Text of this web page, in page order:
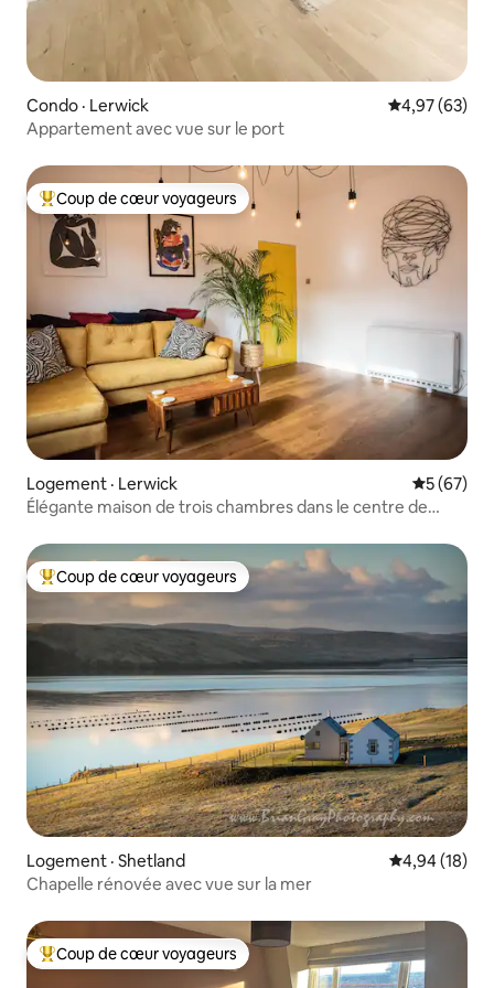
Condo · Lerwick Note
4,97 (63)
Appartement avec vue sur le port
Coup de cœur voyageurs parmi les plus aimés
Coup de cœur voyageurs
Logement · Lerwick Note
5 (67)
Élégante maison de trois chambres dans le centre de
Coup de cœur voyageurs parmi les plus aimés
Coup de cœur voyageurs
Logement · Shetland Note
4,94 (18)
Chapelle rénovée avec vue sur la mer
Coup de cœur voyageurs parmi les plus aimés
Coup de cœur voyageurs